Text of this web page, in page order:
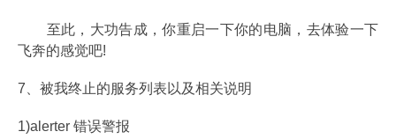
至此，大功告成，你重启一下你的电脑，去体验一下
飞奔的感觉吧!
7、被我终止的服务列表以及相关说明
1)alerter 错误警报